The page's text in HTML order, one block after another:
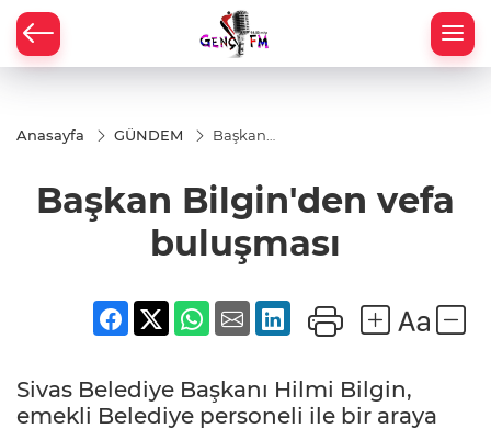
Anasayfa GÜNDEM
Başkan
buluşması
Başkan Bilgin'den vefa
buluşması
Sivas Belediye Başkanı Hilmi Bilgin,
emekli Belediye personeli ile bir araya